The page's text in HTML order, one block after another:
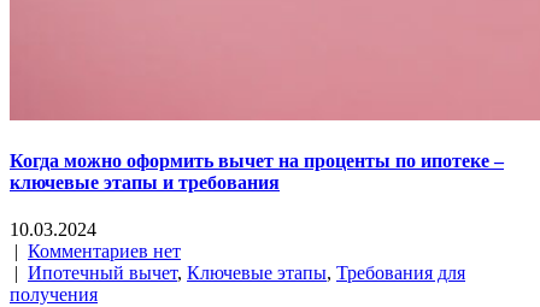
Когда можно оформить вычет на проценты по ипотеке –
ключевые этапы и требования
10.03.2024
| Комментариев нет
| Ипотечный вычет, Ключевые этапы, Требования для
получения